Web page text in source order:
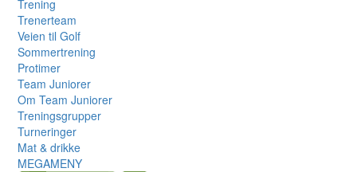
Trening
Trenerteam
Veien til Golf
Sommertrening
Protimer
Team Juniorer
Om Team Juniorer
Treningsgrupper
Turneringer
Mat & drikke
MEGAMENY